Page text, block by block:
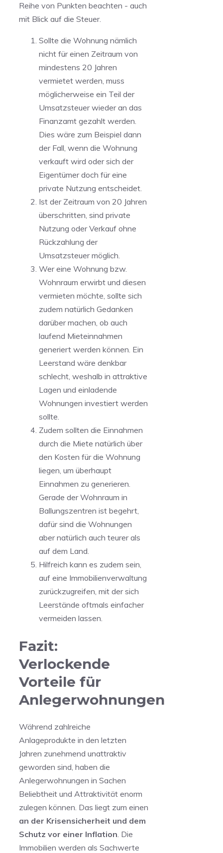
Reihe von Punkten beachten - auch
mit Blick auf die Steuer.
Sollte die Wohnung nämlich
nicht für einen Zeitraum von
mindestens 20 Jahren
vermietet werden, muss
möglicherweise ein Teil der
Umsatzsteuer wieder an das
Finanzamt gezahlt werden.
Dies wäre zum Beispiel dann
der Fall, wenn die Wohnung
verkauft wird oder sich der
Eigentümer doch für eine
private Nutzung entscheidet.
Ist der Zeitraum von 20 Jahren
überschritten, sind private
Nutzung oder Verkauf ohne
Rückzahlung der
Umsatzsteuer möglich.
Wer eine Wohnung bzw.
Wohnraum erwirbt und diesen
vermieten möchte, sollte sich
zudem natürlich Gedanken
darüber machen, ob auch
laufend Mieteinnahmen
generiert werden können. Ein
Leerstand wäre denkbar
schlecht, weshalb in attraktive
Lagen und einladende
Wohnungen investiert werden
sollte.
Zudem sollten die Einnahmen
durch die Miete natürlich über
den Kosten für die Wohnung
liegen, um überhaupt
Einnahmen zu generieren.
Gerade der Wohnraum in
Ballungszentren ist begehrt,
dafür sind die Wohnungen
aber natürlich auch teurer als
auf dem Land.
Hilfreich kann es zudem sein,
auf eine Immobilienverwaltung
zurückzugreifen, mit der sich
Leerstände oftmals einfacher
vermeiden lassen.
Fazit:
Verlockende
Vorteile für
Anlegerwohnungen
Während zahlreiche
Anlageprodukte in den letzten
Jahren zunehmend unattraktiv
geworden sind, haben die
Anlegerwohnungen in Sachen
Beliebtheit und Attraktivität enorm
zulegen können. Das liegt zum einen
an der Krisensicherheit und dem
Schutz vor einer Inflation . Die
Immobilien werden als Sachwerte